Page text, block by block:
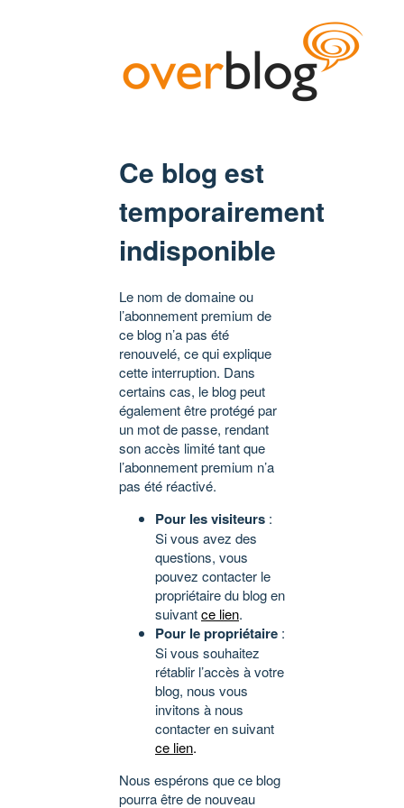
Ce blog est
temporairement
indisponible
Le nom de domaine ou
l’abonnement premium de
ce blog n’a pas été
renouvelé, ce qui explique
cette interruption. Dans
certains cas, le blog peut
également être protégé par
un mot de passe, rendant
son accès limité tant que
l’abonnement premium n’a
pas été réactivé.
Pour les visiteurs :
Si vous avez des
questions, vous
pouvez contacter le
propriétaire du blog en
suivantce lien.
Pour le propriétaire :
Si vous souhaitez
rétablir l’accès à votre
blog, nous vous
invitons à nous
contacter en suivant
ce lien.
Nous espérons que ce blog
pourra être de nouveau